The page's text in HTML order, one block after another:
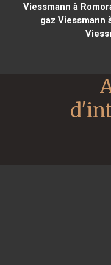
Viessmann à
gaz Viessmann